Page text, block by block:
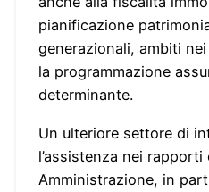
pianificazione
generazionali, ambiti
la programmazione
determinante.
Un ulteriore settore di
l’assistenza nei rapporti
Amministrazione, in